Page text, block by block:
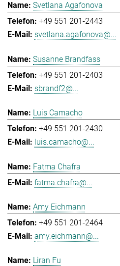
Svetlana Agafonova
+49 551 201-2443
svetlana.agafonova@...
Susanne Brandfass
+49 551 201-2403
sbrandf2@...
Luis Camacho
+49 551 201-2430
luis.camacho@...
Fatma Chafra
fatma.chafra@...
Amy Eichmann
+49 551 201-2464
amy.eichmann@...
Liran Fu